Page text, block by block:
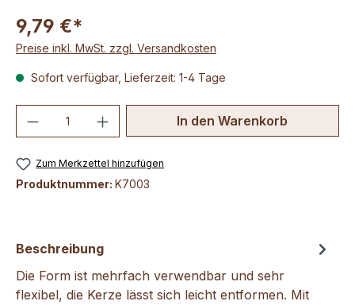
9,79 €*
Preise inkl. MwSt. zzgl. Versandkosten
Sofort verfügbar, Lieferzeit: 1-4 Tage
Produkt Anzahl: Gib denIn den Warenkorb
Zum Merkzettel hinzufügen
Produktnummer: K7003
Beschreibung
Die Form ist mehrfach verwendbar und sehr
flexibel, die Kerze lässt sich leicht entformen. Mit